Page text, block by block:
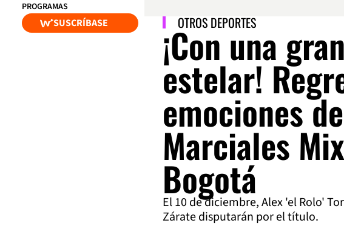
PROGRAMAS
SUSCRÍBASE OTROS DEPORTES
¡Con una
estelar!
emociones
Marciales
Bogotá
El 10 de diciembre, Alex 'el Rolo'
Zárate disputarán por el título.